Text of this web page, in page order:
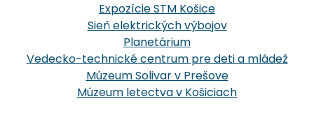
Expozície STM Košice
Sieň elektrických výbojov
Planetárium
Vedecko-technické centrum pre deti a mládež
Múzeum Solivar v Prešove
Múzeum letectva v Košiciach